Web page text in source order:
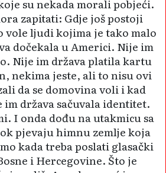
su nekada morali pobjeći.
zapitati: Gdje još postoji
vole ljudi kojima je tako malo
dočekala u Americi. Nije im
Nije im država platila kartu
nekima jeste, ali to nisu ovi
da se domovina voli i kad
država sačuvala identitet.
I onda dođu na utakmicu sa
pjevaju himnu zemlje koja
kada treba poslati glasački
i Hercegovine. Što je